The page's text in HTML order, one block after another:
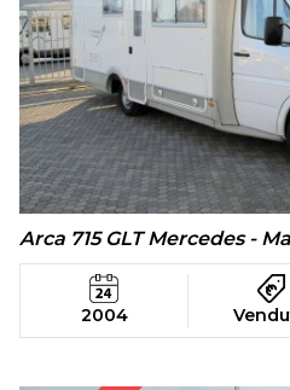
Arca 715 GLT Mercedes -
2004